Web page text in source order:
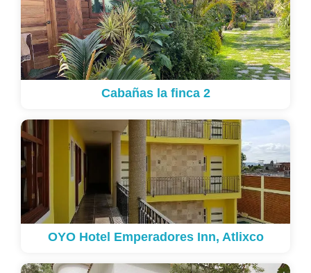
Cabañas la finca 2
OYO Hotel Emperadores Inn, Atlixco